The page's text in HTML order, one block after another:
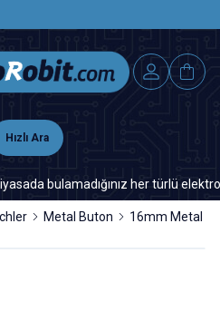
Hızlı Ara
bulamadığınız her türlü
Metal Buton 16mm Metal